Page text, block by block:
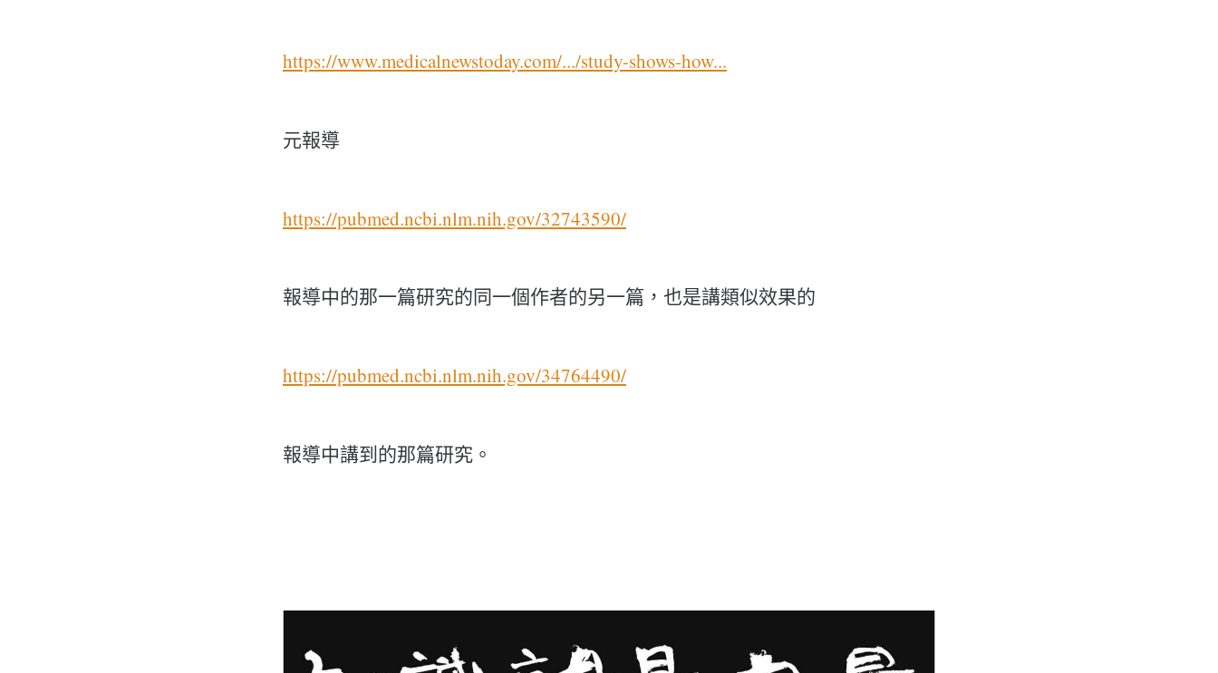
https://www.medicalnewstoday.com/.../study-shows-how...
元報導
https://pubmed.ncbi.nlm.nih.gov/32743590/
報導中的那一篇研究的同一個作者的另一篇，也是講類似效果的
https://pubmed.ncbi.nlm.nih.gov/34764490/
報導中講到的那篇研究。